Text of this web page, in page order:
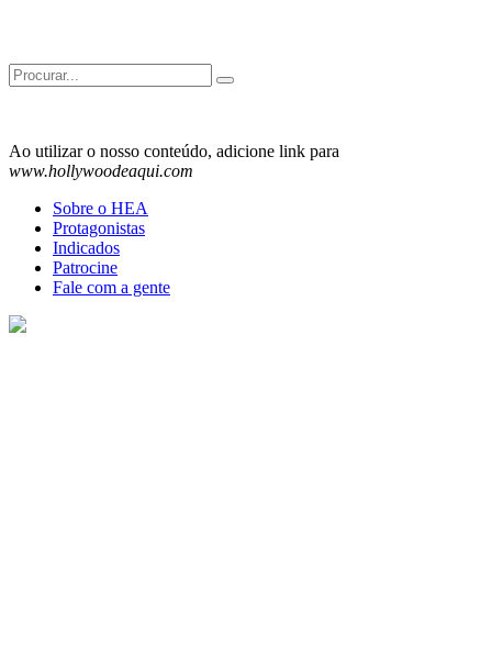
Search
for:
Ao utilizar o nosso conteúdo, adicione link para
www.hollywoodeaqui.com
Sobre o HEA
Protagonistas
Indicados
Patrocine
Fale com a gente